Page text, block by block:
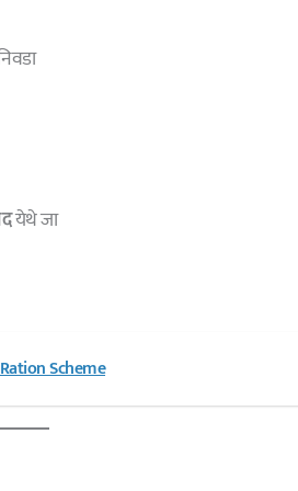
येथे जा
Scheme